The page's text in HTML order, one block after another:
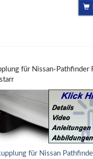
für Nissan-Pathfinder
für Nissan